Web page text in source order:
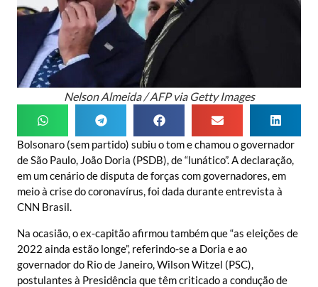
Nelson Almeida / AFP via Getty Images
Bolsonaro (sem partido) subiu o tom e chamou o governador
de São Paulo, João Doria (PSDB), de “lunático”. A declaração,
em um cenário de disputa de forças com governadores, em
meio à crise do coronavírus, foi dada durante entrevista à
CNN Brasil.
Na ocasião, o ex-capitão afirmou também que “as eleições de
2022 ainda estão longe”, referindo-se a Doria e ao
governador do Rio de Janeiro, Wilson Witzel (PSC),
postulantes à Presidência que têm criticado a condução de